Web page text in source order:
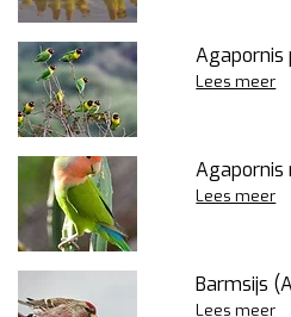
Agapornis
Lees meer
Agapornis
Lees meer
Barmsijs
Lees meer